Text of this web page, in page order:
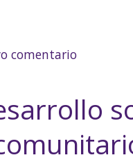
se mueve!
comentario